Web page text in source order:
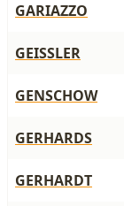
GARIAZZO
GEISSLER
GENSCHOW
GERHARDS
GERHARDT